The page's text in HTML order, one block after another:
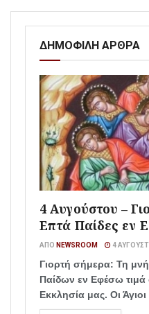
ΔΗΜΟΦΙΛΗ ΑΡΘΡΑ
4 Αυγούστου –
Επτά Παίδες εν
ΑΠΌ NEWSROOM 4
Γιορτή σήμερα: Τη
Παίδων εν Εφέσω
Εκκλησία μας. Οι